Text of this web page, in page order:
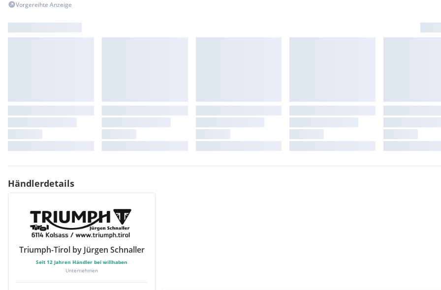
Vorgereihte Anzeige
Händlerdetails
Triumph-Tirol by Jürgen Schnaller
Seit 12 Jahren Händler bei willhaben
Unternehmen